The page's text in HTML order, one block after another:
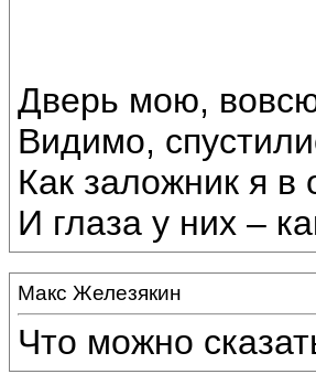
Дверь мою,
Видимо,
Как заложник я в
И глаза у них –
Макс Железякин
Что можно